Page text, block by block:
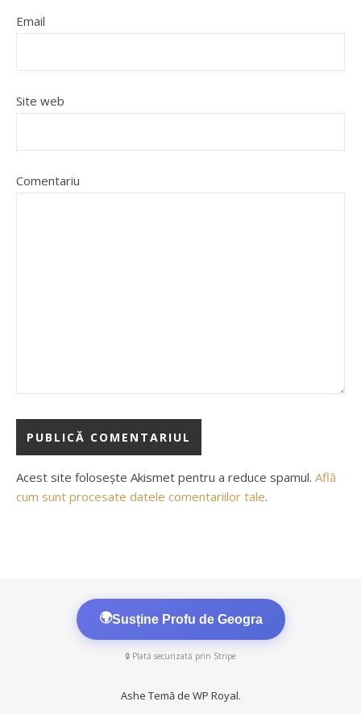
Email
Site web
Comentariu
Acest site folosește Akismet pentru a reduce spamul. Află
cum sunt procesate datele comentariilor tale.
🌍Susține Profu de Geogra
🔒 Plată securizată prin Stripe
Ashe Temă de WP Royal.